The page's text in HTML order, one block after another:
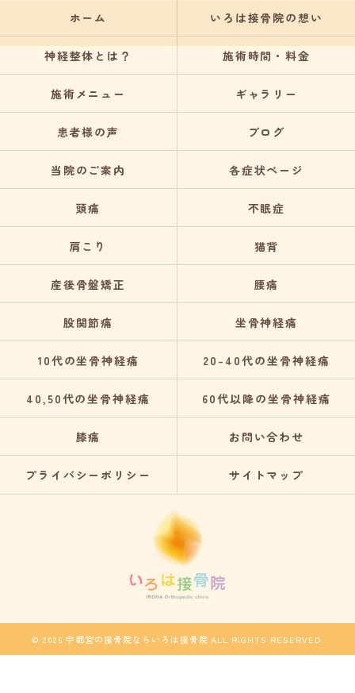
ホーム いろは接骨院の想い
神経整体とは？ 施術時間・料金
施術メニュー ギャラリー
患者様の声 ブログ
当院のご案内 各症状ページ
頭痛 不眠症
肩こり 猫背
産後骨盤矯正 腰痛
股関節痛 坐骨神経痛
10代の坐骨神経痛 20-40代の坐骨神経痛
40,50代の坐骨神経痛 60代以降の坐骨神経痛
膝痛 お問い合わせ
プライバシーポリシー サイトマップ
© 2026 宇都宮の接骨院ならいろは接骨院 ALL RIGHTS RESERVED.